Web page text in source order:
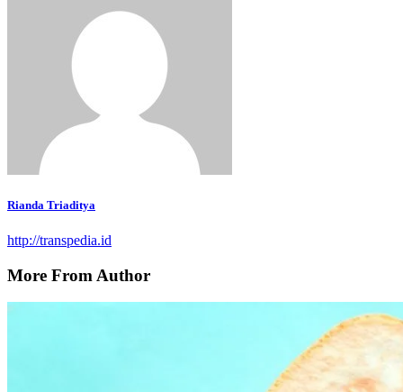
Rianda Triaditya
http://transpedia.id
More From Author